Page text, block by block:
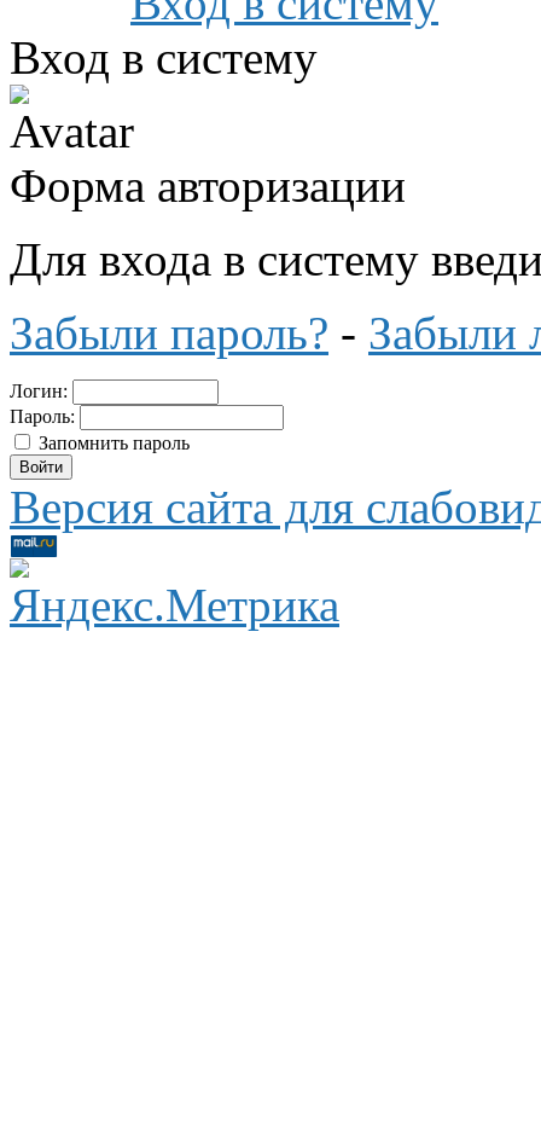
Вход в систему
Форма авторизации
Для входа в систему
Забыли пароль? - Забыли
Логин:
Пароль:
Запомнить пароль
Версия сайта для